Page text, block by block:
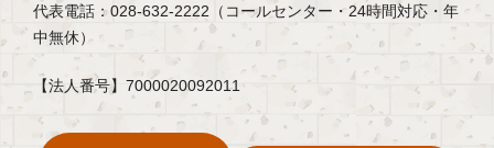
代表電話：028-632-2222（コールセンター・24時間対応・年
中無休）
【法人番号】7000020092011